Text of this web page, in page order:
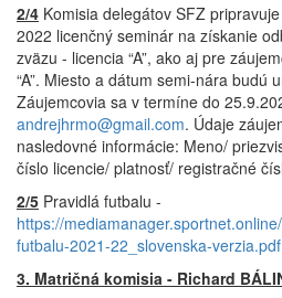
2/4 Komisia delegátov SFZ
2022 licenčný seminár na získanie
zväzu - licencia “A”, ako aj pre
“A”. Miesto a dátum semi-nára budú
Záujemcovia sa v termíne do
andrejhrmo@gmail.com. Údaje
nasledovné informácie: Meno/
číslo licencie/ platnosť/ registračné
2/5 Pravidlá futbalu -
https://
futbalu-2021-22_slovenska-verzia.pdf
3. Matričná komisia - Richard